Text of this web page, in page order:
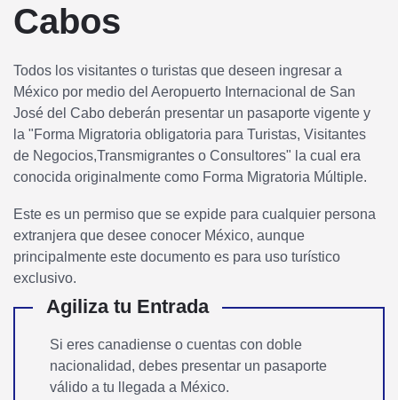
Cabos
Todos los visitantes o turistas que deseen ingresar a
México por medio del Aeropuerto Internacional de San
José del Cabo deberán presentar un pasaporte vigente y
la "Forma Migratoria obligatoria para Turistas, Visitantes
de Negocios,Transmigrantes o Consultores" la cual era
conocida originalmente como Forma Migratoria Múltiple.
Este es un permiso que se expide para cualquier persona
extranjera que desee conocer México, aunque
principalmente este documento es para uso turístico
exclusivo.
​Agiliza tu Entrada
Si eres canadiense o cuentas con doble
nacionalidad, debes presentar un pasaporte
válido a tu llegada a México.